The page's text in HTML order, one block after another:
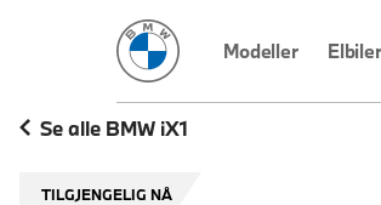
BMW Norge
Modeller Elbiler
Se alle BMW iX1
TILGJENGELIG NÅ